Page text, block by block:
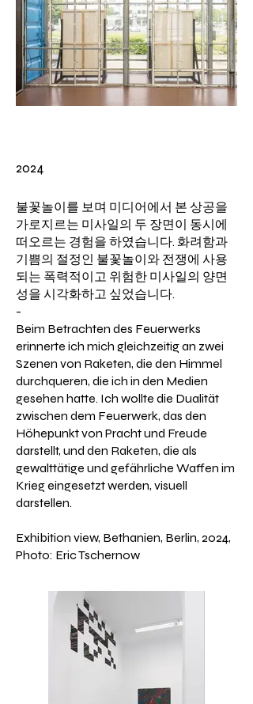
2024
불꽃놀이를 보며 미디어에서 본 상공을
가로지르는 미사일의 두 장면이 동시에
떠오르는 경험을 하였습니다. 화려함과
기쁨의 절정인 불꽃놀이와 전쟁에 사용
되는 폭력적이고 위험한 미사일의 양면
성을 시각화하고 싶었습니다.
​-
​Beim Betrachten des Feuerwerks
erinnerte ich mich gleichzeitig an zwei
Szenen von Raketen, die den Himmel
durchqueren, die ich in den Medien
gesehen hatte. Ich wollte die Dualität
zwischen dem Feuerwerk, das den
Höhepunkt von Pracht und Freude
darstellt, und den Raketen, die als
gewalttätige und gefährliche Waffen im
Krieg eingesetzt werden, visuell
darstellen.
Exhibition view, Bethanien, Berlin, 2024,
Photo: Eric Tschernow